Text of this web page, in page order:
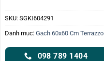
SKU: SGKI604291
Danh mục: Gạch 60x60 Cm Terrazzo
098 789 1404